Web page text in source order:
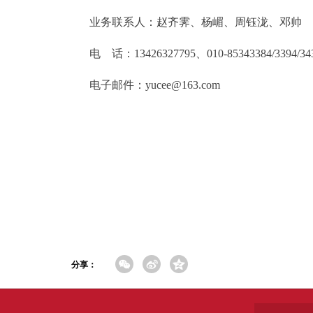
业务联系人：赵齐霁、杨嵋、周钰泷、邓帅
电 话：13426327795、010-85343384/3394/
电子邮件：yucee@163.com
分享：